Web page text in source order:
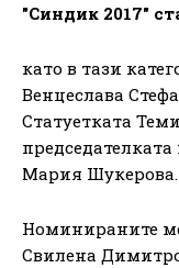
"Синдик 2017"
като в тази
Венцеслава
Статуетката
Мария Шукерова.
Номинираните
Свилена